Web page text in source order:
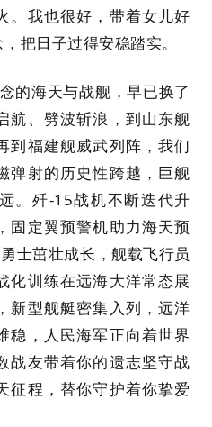
。我也很好，带着女儿好
把日子过得安稳踏实。
海天与战舰，早已换了
航、劈波斩浪，到山东舰
到福建舰威武列阵，我们
弹射的历史性跨越，巨舰
。歼-15战机不断迭代升
固定翼预警机助力海天预
士茁壮成长，舰载飞行员
化训练在远海大洋常态展
新型舰艇密集入列，远洋
稳，人民海军正向着世界
战友带着你的遗志坚守战
征程，替你守护着你挚爱